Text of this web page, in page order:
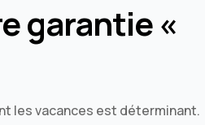
garantie «
les vacances est déterminant.